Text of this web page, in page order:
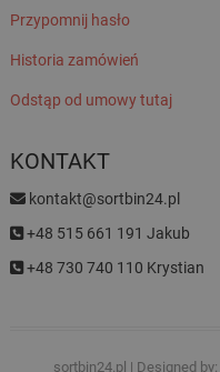
Przypomnij hasło
Historia zamówień
Odstąp od umowy tutaj
KONTAKT
kontakt@sortbin24.pl
+48 515 661 191 Jakub
+48 730 740 110 Krystian
sortbin24.pl | Designed by: